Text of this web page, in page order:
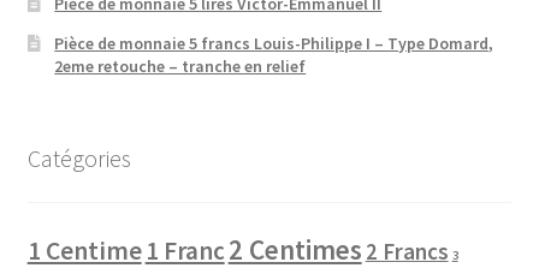
Pièce de monnaie 5 francs Louis-Philippe I – Type Domard,
2eme retouche – tranche en relief
Catégories
1 Centime1 Franc2 Centimes 2 Francs 3